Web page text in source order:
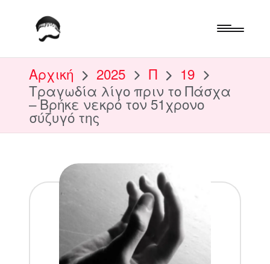
Αρχική 2025 Π
19
Τραγωδία λίγο πριν το Πάσχα
– Βρήκε νεκρό τον 51χρονο
σύζυγό της